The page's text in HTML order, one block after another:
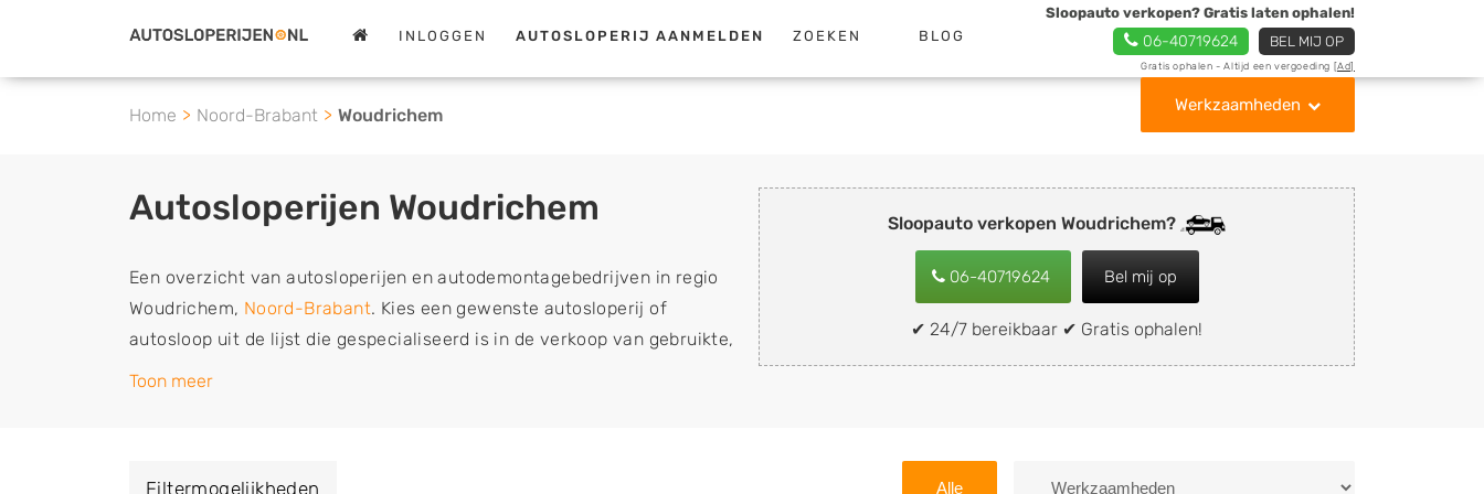
INLOGGEN AUTOSLOPERIJ AANMELDEN ZOEKEN BLOG
Sloopauto verkopen? Gratis laten ophalen!
06-40719624 BEL MIJ OP
Gratis ophalen - Altijd een vergoeding [Ad]
Werkzaamheden
Home Noord-Brabant Woudrichem
Sloopauto verkopen Woudrichem?
06-40719624 Bel mij op
✔ 24/7 bereikbaar ✔ Gratis ophalen!
Autosloperijen Woudrichem
Een overzicht van autosloperijen en autodemontagebedrijven in regio
Woudrichem, Noord-Brabant. Kies een gewenste autosloperij of
autosloop uit de lijst die gespecialiseerd is in de verkoop van gebruikte,
tweedehands en sloopauto onderdelen of in de inkoop van sloopauto's,
Toon meer
Filtermogelijkheden Alle